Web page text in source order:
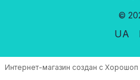
©
UA
Интернет-магазин создан с Хорошоп